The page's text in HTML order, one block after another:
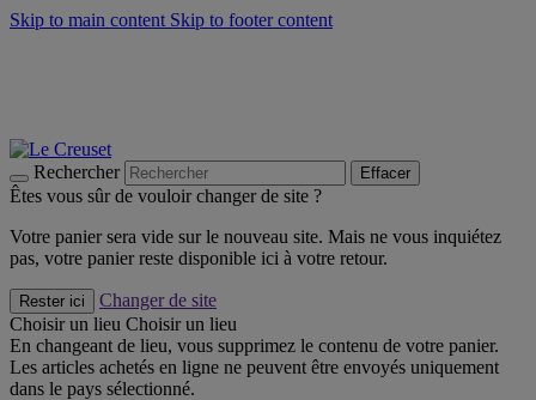
Skip to main content Skip to footer content
Rechercher Effacer
Êtes vous sûr de vouloir changer de site ?
Votre panier sera vide sur le nouveau site. Mais ne vous inquiétez
pas, votre panier reste disponible ici à votre retour.
Rester ici
Changer de site
Choisir un lieu Choisir un lieu
En changeant de lieu, vous supprimez le contenu de votre panier.
Les articles achetés en ligne ne peuvent être envoyés uniquement
dans le pays sélectionné.